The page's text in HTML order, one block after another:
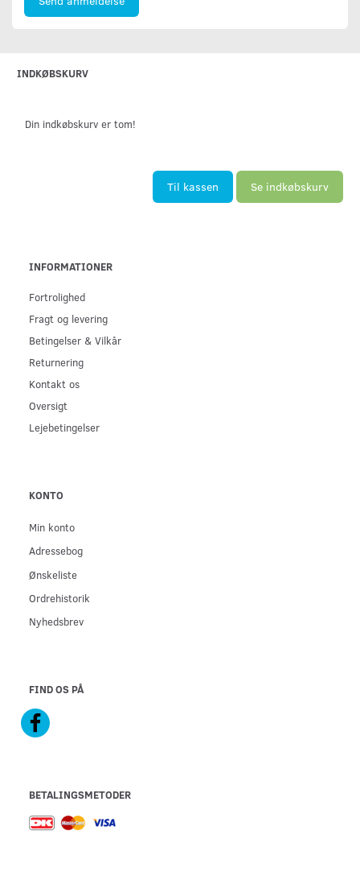
INDKØBSKURV
Din indkøbskurv er tom!
Til kassen Se indkøbskurv
INFORMATIONER
Fortrolighed
Fragt og levering
Betingelser & Vilkår
Returnering
Kontakt os
Oversigt
Lejebetingelser
KONTO
Min konto
Adressebog
Ønskeliste
Ordrehistorik
Nyhedsbrev
FIND OS PÅ
BETALINGSMETODER